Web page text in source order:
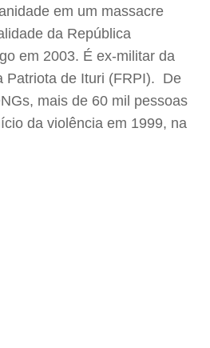
em um massacre
da República
em 2003. É ex-militar da
Patriota de Ituri (FRPI). De
mais de 60 mil pessoas
da violência em 1999, na